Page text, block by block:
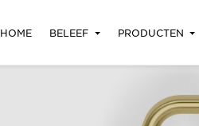
HOME BELEEF PRODUCTEN